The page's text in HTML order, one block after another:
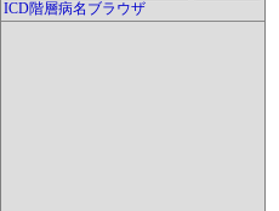
ICD階層病名ブラウザ